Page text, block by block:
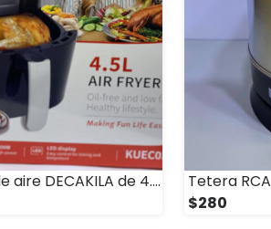
Freidora de aire DECAKILA de 4.5L
Tetera RCA
$280